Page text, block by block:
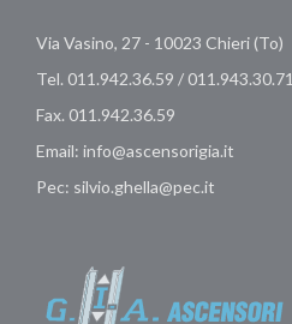
Via Vasino, 27 - 10023 Chieri (To)
Tel. 011.942.36.59 / 011.943.30.71
Fax. 011.942.36.59
Email: info@ascensorigia.it
Pec: silvio.ghella@pec.it